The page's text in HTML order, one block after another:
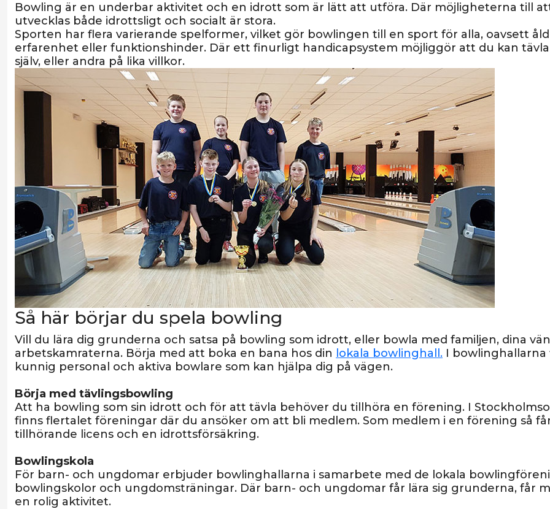
Bowling är en underbar aktivitet och en idrott som är lätt att utföra. Där möjligheterna till
utvecklas både idrottsligt och socialt är stora.
Sporten har flera varierande spelformer, vilket gör bowlingen till en sport för alla, oavsett
erfarenhet eller funktionshinder. Där ett finurligt handicapsystem möjliggör att du kan
själv, eller andra på lika villkor.
Så här börjar du spela bowling
Vill du lära dig grunderna och satsa på bowling som idrott, eller bowla med familjen, dina
arbetskamraterna. Börja med att boka en bana hos din lokala bowlinghall. I bowlinghallarna
kunnig personal och aktiva bowlare som kan hjälpa dig på vägen.
Börja med tävlingsbowling
Att ha bowling som sin idrott och för att tävla behöver du tillhöra en förening. I
finns flertalet föreningar där du ansöker om att bli medlem. Som medlem i en förening så
tillhörande licens och en idrottsförsäkring.
Bowlingskola
För barn- och ungdomar erbjuder bowlinghallarna i samarbete med de lokala
bowlingskolor och ungdomsträningar. Där barn- och ungdomar får lära sig grunderna, får
en rolig aktivitet.